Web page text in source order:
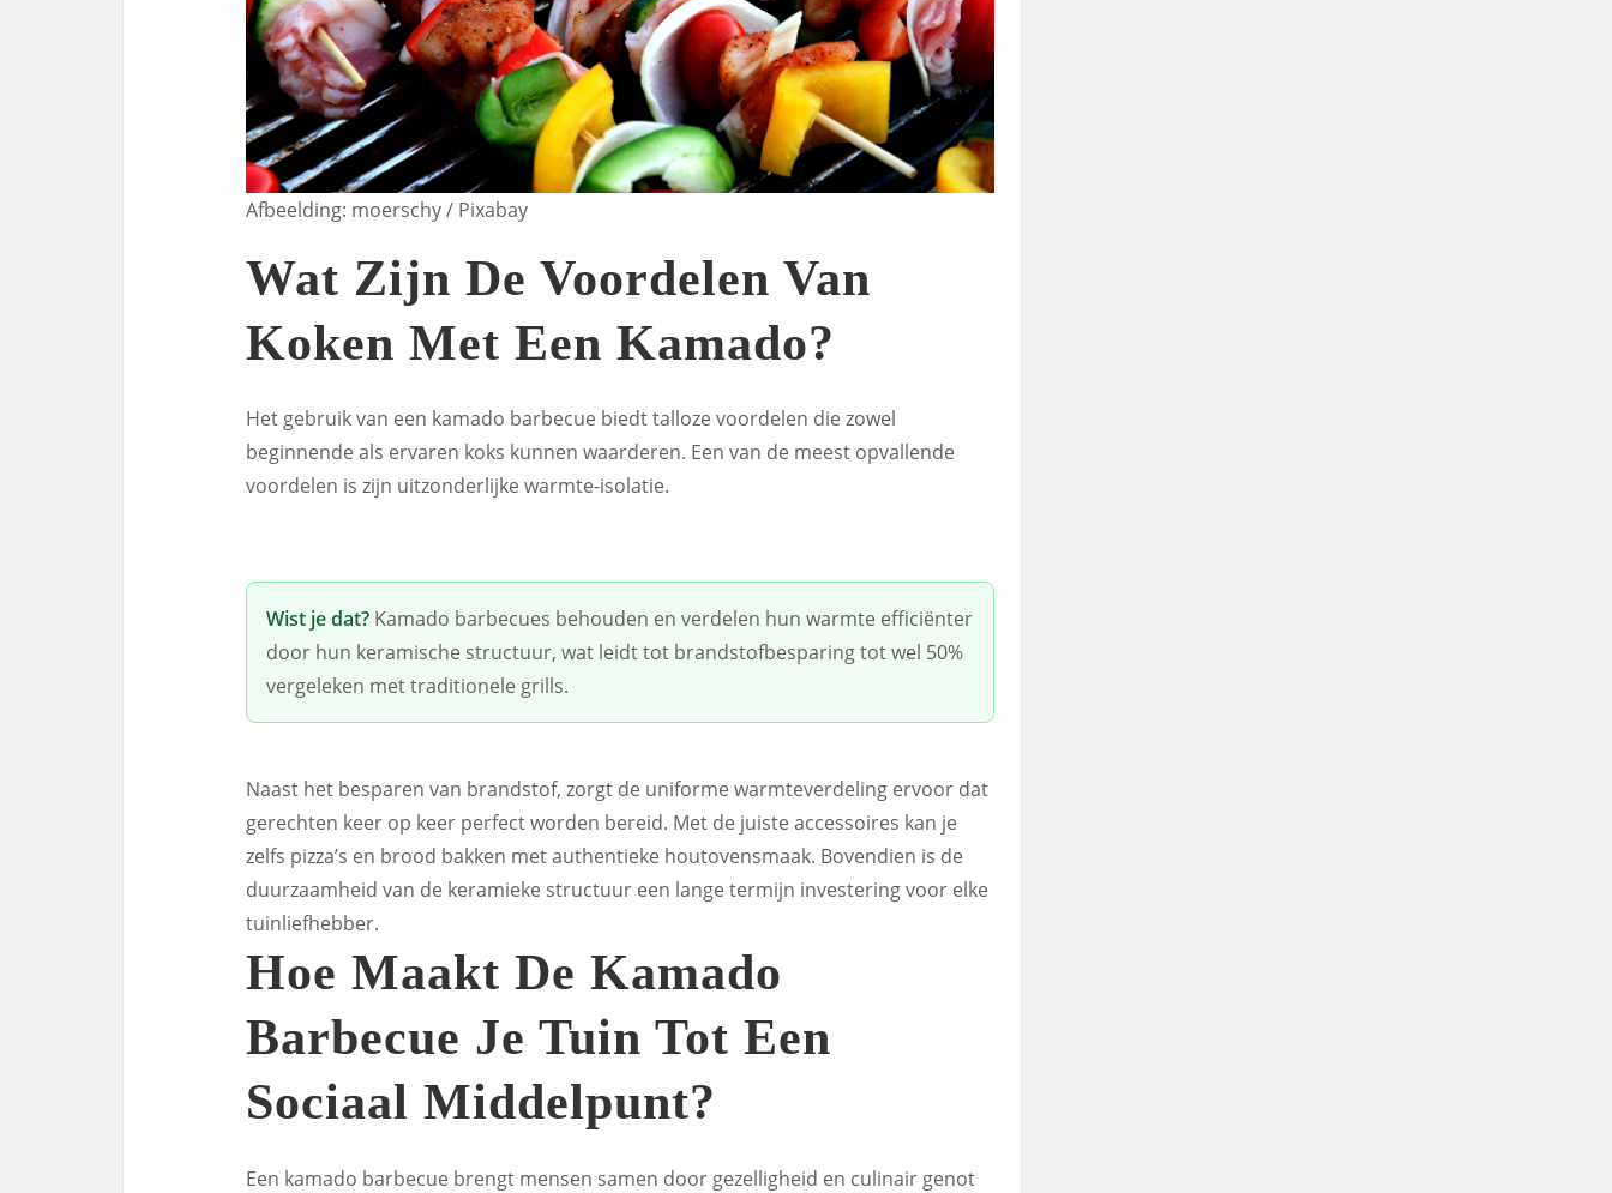
Afbeelding: moerschy / Pixabay
Wat Zijn De Voordelen Van
Koken Met Een Kamado?
Het gebruik van een kamado barbecue biedt talloze voordelen die zowel
beginnende als ervaren koks kunnen waarderen. Een van de meest opvallende
voordelen is zijn uitzonderlijke warmte-isolatie.
Wist je dat? Kamado barbecues behouden en verdelen hun warmte efficiënter
door hun keramische structuur, wat leidt tot brandstofbesparing tot wel 50%
vergeleken met traditionele grills.
Naast het besparen van brandstof, zorgt de uniforme warmteverdeling ervoor dat
gerechten keer op keer perfect worden bereid. Met de juiste accessoires kan je
zelfs pizza’s en brood bakken met authentieke houtovensmaak. Bovendien is de
duurzaamheid van de keramieke structuur een lange termijn investering voor elke
tuinliefhebber.
Hoe Maakt De Kamado
Barbecue Je Tuin Tot Een
Sociaal Middelpunt?
Een kamado barbecue brengt mensen samen door gezelligheid en culinair genot